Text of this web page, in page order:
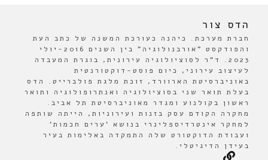
הדס צור
חברת מערכת. כיהנה כעורכת המשנה של כתב העת
והפודקסט "אורבנולוגיה" בין השנים 2016-יולי
2023. ד"ר לסוציולוגיה עירונית, בוגרת המעבדה
לעיצוב עירוני, כיום פוסט-דוקטורנטית
באוניברסיטת הארוורד, זוכת מלגת פולברייט. הדס
בעלת תואר שני בסוציולוגיה ואנתרופולוגיה ותואר
ראשון בקולנוע ומגדר מאוניברסיטת תל אביב.
מחקרה הקודם עסק בזנות ועירוניות, הייתה שותפה
למחקר אינטרדיספלינרי בנושא 'ערים חכמות'
ועבודת הדוקטורט שלה התמקדה באלימות בעיר
בעידן הדיגיטלי.